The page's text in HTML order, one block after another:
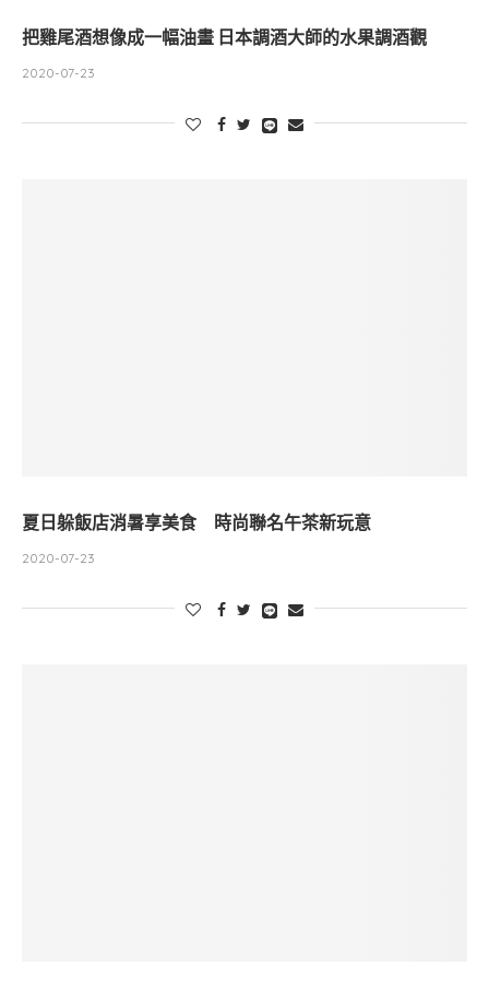
把雞尾酒想像成一幅油畫 日本調酒大師的水果調酒觀
2020-07-23
夏日躲飯店消暑享美食 時尚聯名午茶新玩意
2020-07-23